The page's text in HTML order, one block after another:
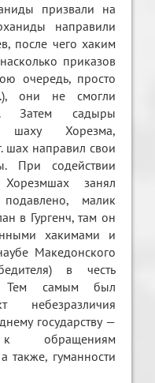
призвали на
направили
после чего хаким
приказов
очередь, просто
они не смогли
Затем садыры
шаху Хорезма,
шах направил свои
При содействии
Хорезмшах занял
малик
в Гургенч, там он
хакимами и
Македонского
в честь
Тем самым был
небезразличия
государству —
обращениям
также, гуманности